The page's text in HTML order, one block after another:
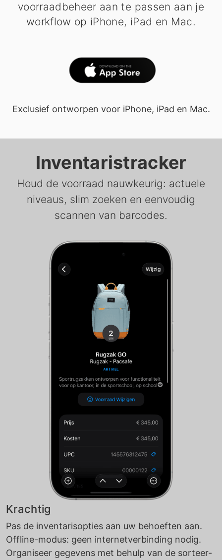
voorraadbeheer aan te passen aan je
workflow op iPhone, iPad en Mac.
Exclusief ontworpen voor iPhone, iPad en Mac.
Inventaristracker
Houd de voorraad nauwkeurig: actuele
niveaus, slim zoeken en eenvoudig
scannen van barcodes.
Krachtig
Pas de inventarisopties aan uw behoeften aan.
Offline-modus: geen internetverbinding nodig.
Organiseer gegevens met behulp van de sorteer-